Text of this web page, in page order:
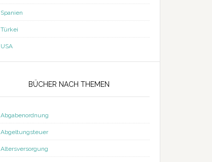
Spanien
Türkei
USA
BÜCHER NACH THEMEN
Abgabenordnung
Abgeltungsteuer
Altersversorgung